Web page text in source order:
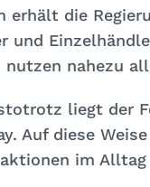
erhält die
und
nutzen nahezu
liegt der
Auf diese
im